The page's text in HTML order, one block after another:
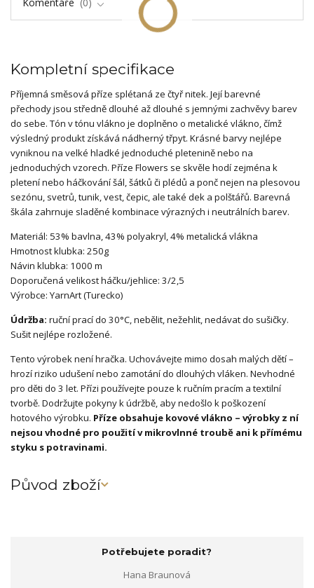
Kompletní specifikace
Příjemná směsová příze splétaná ze čtyř nitek. Její barevné
přechody jsou středně dlouhé až dlouhé s jemnými zachvěvy barev
do sebe. Tón v tónu vlákno je doplněno o metalické vlákno, čímž
výsledný produkt získává nádherný třpyt. Krásné barvy nejlépe
vyniknou na velké hladké jednoduché pletenině nebo na
jednoduchých vzorech. Příze Flowers se skvěle hodí zejména k
pletení nebo háčkování šál, šátků či plédů a ponč nejen na plesovou
sezónu, svetrů, tunik, vest, čepic, ale také dek a polštářů. Barevná
škála zahrnuje sladěné kombinace výrazných i neutrálních barev.
Materiál: 53% bavlna, 43% polyakryl, 4% metalická vlákna
Hmotnost klubka: 250g
Návin klubka: 1000 m
Doporučená velikost háčku/jehlice: 3/2,5
Výrobce: YarnArt (Turecko)
Údržba: ruční prací do 30°C, nebělit, nežehlit, nedávat do sušičky.
Sušit nejlépe rozložené.
Tento výrobek není hračka. Uchovávejte mimo dosah malých dětí –
hrozí riziko udušení nebo zamotání do dlouhých vláken. Nevhodné
pro děti do 3 let. Přízi používejte pouze k ručním pracím a textilní
tvorbě. Dodržujte pokyny k údržbě, aby nedošlo k poškození
hotového výrobku. Příze obsahuje kovové vlákno – výrobky z ní
nejsou vhodné pro použití v mikrovlnné troubě ani k přímému
styku s potravinami.
Původ zboží
Potřebujete poradit?
Hana Braunová